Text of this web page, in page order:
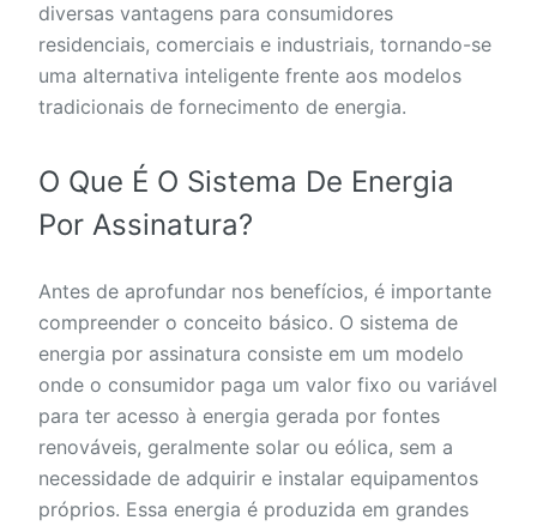
diversas vantagens para consumidores
residenciais, comerciais e industriais, tornando-se
uma alternativa inteligente frente aos modelos
tradicionais de fornecimento de energia.
O Que É O Sistema De Energia
Por Assinatura?
Antes de aprofundar nos benefícios, é importante
compreender o conceito básico. O sistema de
energia por assinatura consiste em um modelo
onde o consumidor paga um valor fixo ou variável
para ter acesso à energia gerada por fontes
renováveis, geralmente solar ou eólica, sem a
necessidade de adquirir e instalar equipamentos
próprios. Essa energia é produzida em grandes